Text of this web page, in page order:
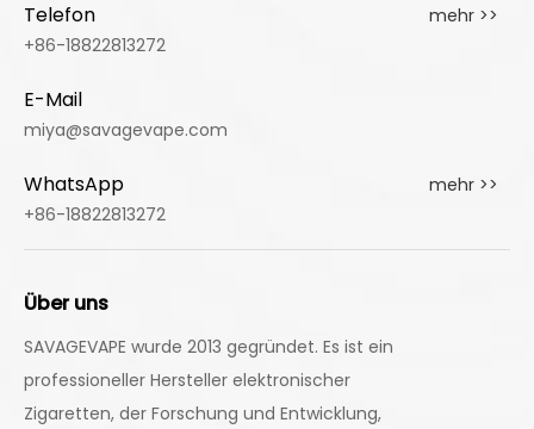
Telefon
mehr >>
+86-18822813272
E-Mail
miya@savagevape.com
WhatsApp
mehr >>
+86-18822813272
Über uns
SAVAGEVAPE wurde 2013 gegründet. Es ist ein
professioneller Hersteller elektronischer
Zigaretten, der Forschung und Entwicklung,